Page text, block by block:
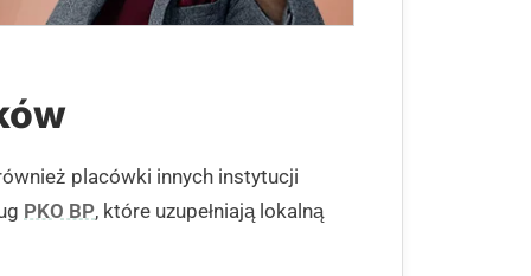
placówki innych instytucji
PKO BP, które uzupełniają lokalną